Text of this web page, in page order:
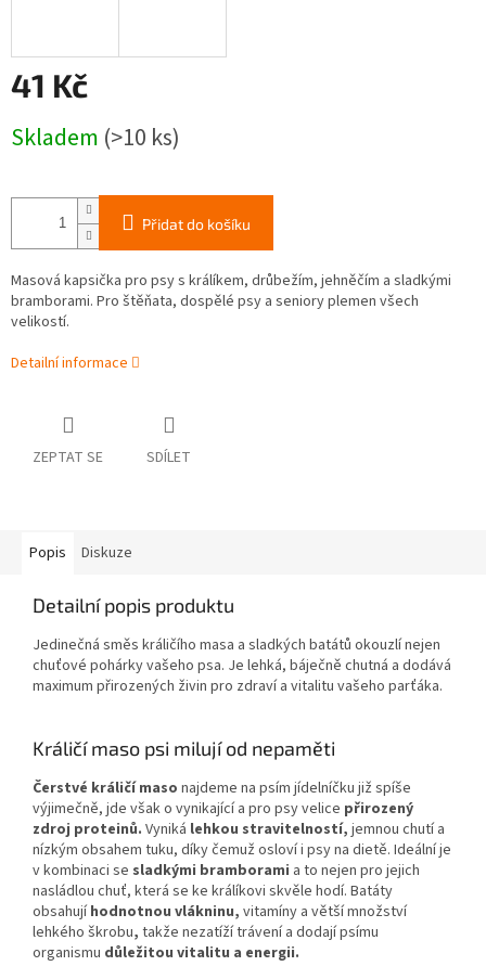
41 Kč
cena:
Skladem (>10 ks)
Přidat do košíku
Masová kapsička pro psy s králíkem, drůbežím, jehněčím a sladkými
bramborami. Pro štěňata, dospělé psy a seniory plemen všech
velikostí.
Detailní informace
ZEPTAT SE SDÍLET
Popis Diskuze
Detailní popis produktu
Jedinečná směs králičího masa a sladkých batátů okouzlí nejen
chuťové pohárky vašeho psa. Je lehká, báječně chutná a dodává
maximum přirozených živin pro zdraví a vitalitu vašeho parťáka.
Králičí maso psi milují od nepaměti
Čerstvé králičí maso najdeme na psím jídelníčku již spíše
výjimečně, jde však o vynikající a pro psy velice přirozený
zdroj proteinů. Vyniká lehkou stravitelností, jemnou chutí a
nízkým obsahem tuku, díky čemuž osloví i psy na dietě. Ideální je
v kombinaci se sladkými bramborami a to nejen pro jejich
nasládlou chuť, která se ke králíkovi skvěle hodí. Batáty
obsahují hodnotnou vlákninu, vitamíny a větší množství
lehkého škrobu, takže nezatíží trávení a dodají psímu
organismu důležitou vitalitu a energii.